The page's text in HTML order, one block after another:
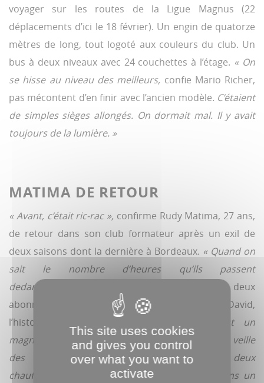
voyager sur les routes de la Ligue Magnus (22
déplacements d’ici le 18 février). Un engin de quatorze
mètres de long, tout logoté aux couleurs du club. Un
bus à deux niveaux avec 24 couchettes à l’étage. « On
se hisse au niveau des meilleurs, confie Mario Richer,
pas mécontent d’en finir avec l’ancien modèle. C’étaient
de simples sièges allongés. On dormait mal. Il y avait
toujours de la lumière. »
MATIMA DE RETOUR
« Avant, c’était ric-rac », confirme Rudy Matima, 27 ans,
de retour dans son club formateur après un exil de
deux saisons dont la dernière à Bordeaux. « Quand on
sait le nombre d’heures qu’ils passent
dedans...,
comprennent Emma et Thibault, deux
abonnés impressionnés.
Là, ça claque. »
David,
l’historique chauffeur, jubile aussi :
« C’est un
magnifique outil. On roule la nuit en partant la veille
des matchs à l’extérieur. Nous sommes deux
chauffeurs, nous devons dormir la journée dans un
This site uses cookies
and gives you control
over what you want to
activate